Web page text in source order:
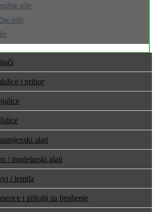
pile
pile
i pribor
alati
/ modelarski alati
i lemila
i pištolji za ljepljenje